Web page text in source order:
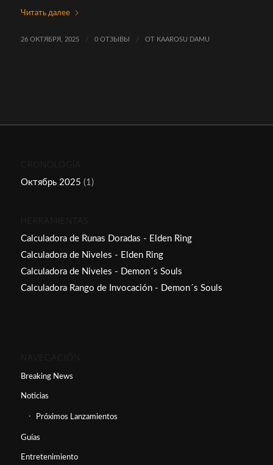
Читать далее
26 ОКТЯБРЯ, 2025 / 0 ОТЗЫВЫ / ОТ KAAROSU DAMU
CRONOLOGÍA
Октябрь 2025 (1)
HERRAMIENTAS
Calculadora de Runas Doradas - Elden Ring
Calculadora de Niveles - Elden Ring
Calculadora de Niveles - Demon´s Souls
Calculadora Rango de Invocación - Demon´s Souls
NAVEGACIÓN
Breaking News
Noticias
Próximos Lanzamientos
Guías
Entretenimiento